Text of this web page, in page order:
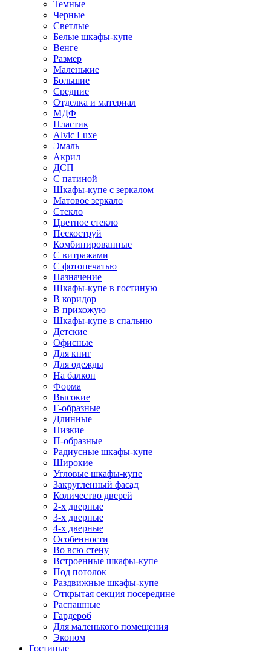
Темные
Черные
Светлые
Белые шкафы-купе
Венге
Размер
Маленькие
Большие
Средние
Отделка и материал
МДФ
Пластик
Alvic Luxe
Эмаль
Акрил
ДСП
С патиной
Шкафы-купе с зеркалом
Матовое зеркало
Стекло
Цветное стекло
Пескоструй
Комбинированные
С витражами
С фотопечатью
Назначение
Шкафы-купе в гостиную
В коридор
В прихожую
Шкафы-купе в спальню
Детские
Офисные
Для книг
Для одежды
На балкон
Форма
Высокие
Г-образные
Длинные
Низкие
П-образные
Радиусные шкафы-купе
Широкие
Угловые шкафы-купе
Закругленный фасад
Количество дверей
2-х дверные
3-х дверные
4-х дверные
Особенности
Во всю стену
Встроенные шкафы-купе
Под потолок
Раздвижные шкафы-купе
Открытая секция посередине
Распашные
Гардероб
Для маленького помещения
Эконом
Гостиные